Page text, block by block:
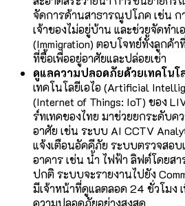
จัดการด้านสาธารณูปโภค เช่น
เจ้าของไม่อยู่บ้าน และช่วยจัดทำเ
(Immigration) ตอบโจทย์ทั้งลูกค้
ที่ซื้อเพื่ออยู่อาศัยและปล่อยเช่า
ดูแลความปลอดภัยด้วยเทคโนโ
เทคโนโลยีเอไอ (Artificial
(Internet of Things: IoT) ของ
ร์ทเทคของไทย มาช่วยยกระดับ
อาศัย เช่น ระบบ AI CCTV
แจ้งเตือนอัคคีภัย ระบบตรวจส
อาคาร เช่น น้ำ ไฟฟ้า ลิฟต์โดยส
ปกติ ระบบจะรายงานไปยัง
มีเจ้าหน้าที่ดูแลตลอด 24 ชั่วโมง
ความปลอดภัยอย่างสูงสุด